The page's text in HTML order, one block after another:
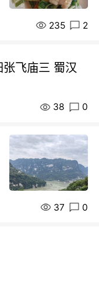
235 2
飞庙三 蜀汉
38 0
37 0